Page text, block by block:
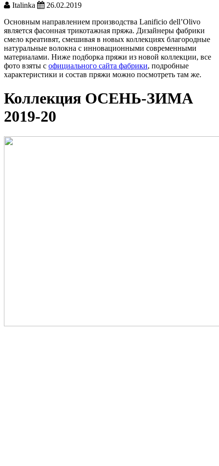
Italinka
26.02.2019
Основным направлением производства Lanificio dell’Olivo
является фасонная трикотажная пряжа. Дизайнеры фабрики
смело креативят, смешивая в новых коллекциях благородные
натуральные волокна с инновационными современными
материалами. Ниже подборка пряжи из новой коллекции, все
фото взяты с официального сайта фабрики, подробные
характеристики и состав пряжи можно посмотреть там же.
Коллекция ОСЕНЬ-ЗИМА
2019-20